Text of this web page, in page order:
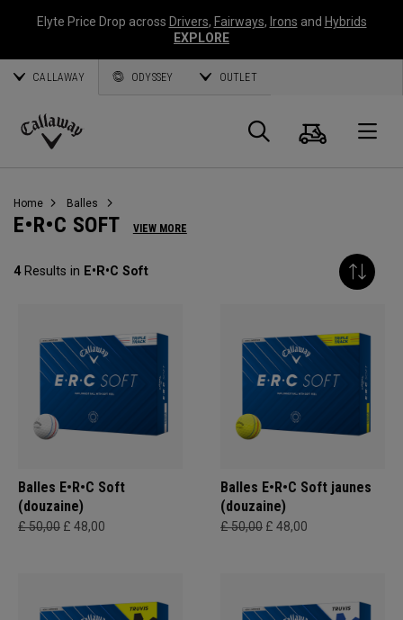
Elyte Price Drop across Drivers, Fairways, Irons and Hybrids
EXPLORE
CALLAWAY ODYSSEY OUTLET
Callaway
Panier
Home Balles
E•R•C SOFT VIEW MORE
4Results in E•R•C Soft
Balles E•R•C Soft
(douzaine)
£ 50,00 £ 48,00
Balles E•R•C Soft jaunes
(douzaine)
£ 50,00 £ 48,00